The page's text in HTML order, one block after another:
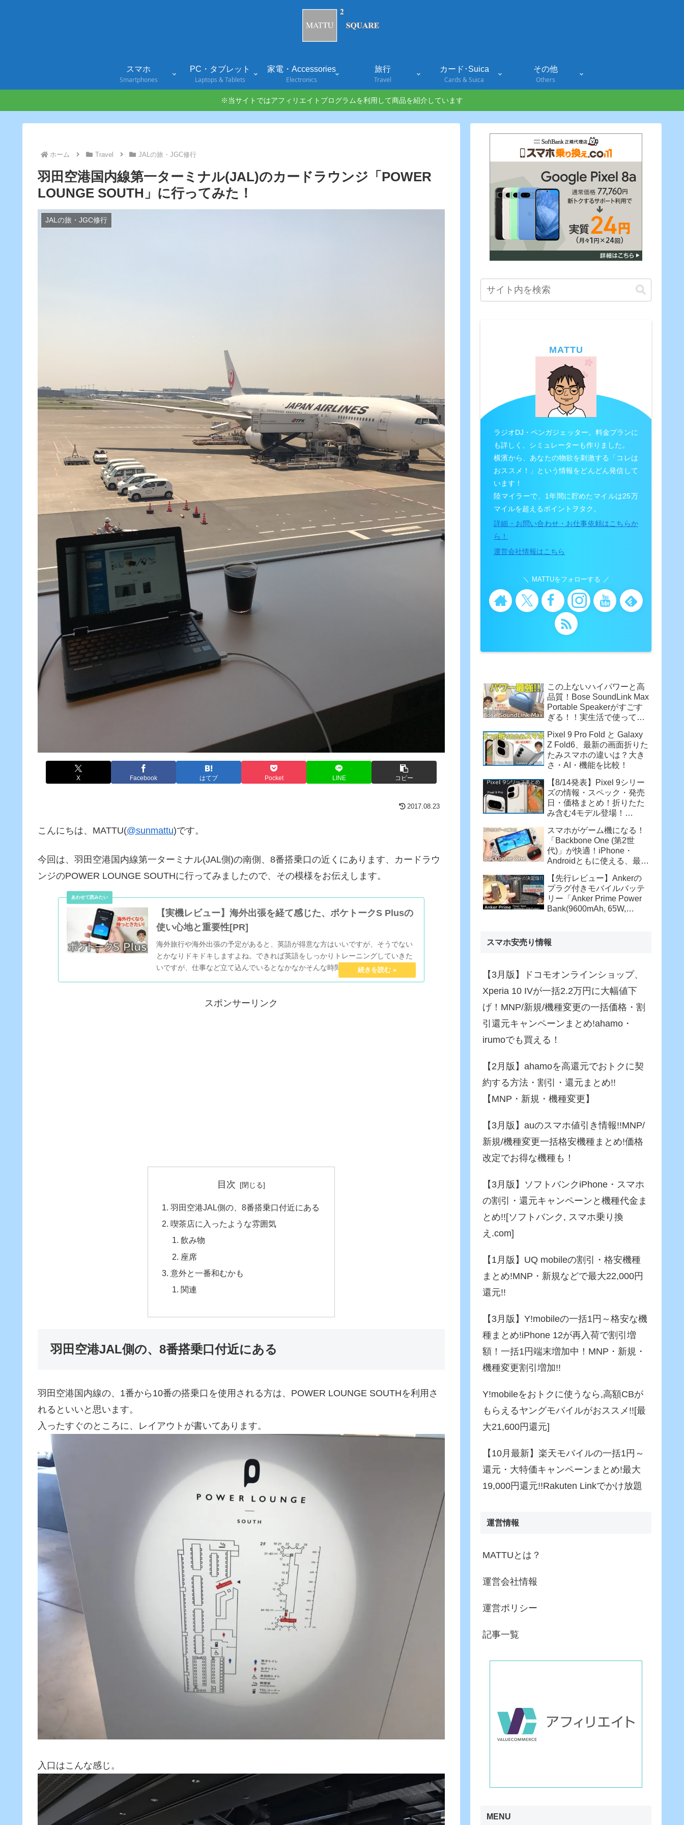
スマホ
Smartphones
PC・タブレット
Laptops & Tablets
家電・Accessories
Electronics
旅行
Travel
カード･Suica
Cards & Suica
その他
Others
※当サイトではアフィリエイトプログラムを利用して商品を紹介しています
ホーム Travel JALの旅・JGC修行
羽田空港国内線第一ターミナル(JAL)のカードラウンジ「POWER
LOUNGE SOUTH」に行ってみた！
JALの旅・JGC修行
X Facebook はてブ Pocket LINE コピー
2017.08.23
こんにちは、MATTU(@sunmattu)です。
今回は、羽田空港国内線第一ターミナル(JAL側)の南側、8番搭乗口の近くにあります、カードラウ
ンジのPOWER LOUNGE SOUTHに行ってみましたので、その模様をお伝えします。
【実機レビュー】海外出張を経て感じた、ポケトークS Plusの
使い心地と重要性[PR]
海外旅行や海外出張の予定があると、英語が得意な方はいいですが、そうでない
とかなりドキドキしますよね。できれば英語をしっかりトレーニングしていきた
いですが、仕事など立て込んでいるとなかなかそんな時間はない……。 そんなあ
スポンサーリンク
目次
羽田空港JAL側の、8番搭乗口付近にある
喫茶店に入ったような雰囲気
飲み物
座席
意外と一番和むかも
関連
羽田空港JAL側の、8番搭乗口付近にある
羽田空港国内線の、1番から10番の搭乗口を使用される方は、POWER LOUNGE SOUTHを利用さ
れるといいと思います。
入ったすぐのところに、レイアウトが書いてあります。
入口はこんな感じ。
MATTU
ラジオDJ・ペンガジェッター。料金プランに
も詳しく、シミュレーターも作りました。
横濱から、あなたの物欲を刺激する「コレは
おススメ！」という情報をどんどん発信して
います！
陸マイラーで、1年間に貯めたマイルは25万
マイルを超えるポイントヲタク。
詳細・お問い合わせ・お仕事依頼はこちらか
ら！
運営会社情報はこちら
MATTUをフォローする
この上ないハイパワーと高
品質！Bose SoundLink Max
Portable Speakerがすごす
ぎる！！実生活で使って感
Pixel 9 Pro Fold と Galaxy
Z Fold6、最新の画面折りた
たみスマホの違いは？大き
さ・AI・機能を比較！
【8/14発表】Pixel 9シリー
ズの情報・スペック・発売
日・価格まとめ！折りたた
み含む4モデル登場！
XL・Pixel 9 Pro Fold】
スマホがゲーム機になる！
「Backbone One (第2世
代)」が快適！iPhone・
Androidともに使える、最強
【先行レビュー】Ankerの
プラグ付きモバイルバッテ
リー「Anker Prime Power
Bank(9600mAh, 65W,
電！
スマホ安売り情報
【3月版】ドコモオンラインショップ、
Xperia 10 IVが一括2.2万円に大幅値下
げ！MNP/新規/機種変更の一括価格・割
引還元キャンペーンまとめ!ahamo・
irumoでも買える！
【2月版】ahamoを高還元でおトクに契
約する方法・割引・還元まとめ!!
【MNP・新規・機種変更】
【3月版】auのスマホ値引き情報!!MNP/
新規/機種変更一括格安機種まとめ!価格
改定でお得な機種も！
【3月版】ソフトバンクiPhone・スマホ
の割引・還元キャンペーンと機種代金ま
とめ!![ソフトバンク, スマホ乗り換
え.com]
【1月版】UQ mobileの割引・格安機種
まとめ!MNP・新規などで最大22,000円
還元!!
【3月版】Y!mobileの一括1円～格安な機
種まとめ!iPhone 12が再入荷で割引増
額！一括1円端末増加中！MNP・新規・
機種変更割引増加!!
Y!mobileをおトクに使うなら,高額CBが
もらえるヤングモバイルがおススメ!![最
大21,600円還元]
【10月最新】楽天モバイルの一括1円～
還元・大特価キャンペーンまとめ!最大
19,000円還元!!Rakuten Linkでかけ放題
運営情報
MATTUとは？
運営会社情報
運営ポリシー
記事一覧
MENU